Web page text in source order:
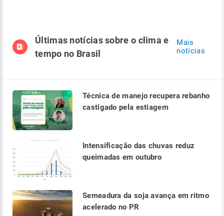
Últimas notícias sobre o clima e
tempo no Brasil
Mais
notícias
Técnica de manejo recupera rebanho
castigado pela estiagem
Intensificação das chuvas reduz
queimadas em outubro
Semeadura da soja avança em ritmo
acelerado no PR